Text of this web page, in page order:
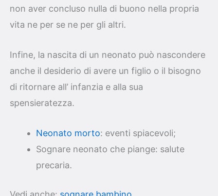
non aver concluso nulla di buono nella propria
vita ne per se ne per gli altri.
Infine, la nascita di un neonato può nascondere
anche il desiderio di avere un figlio o il bisogno
di ritornare all’ infanzia e alla sua
spensieratezza.
Neonato morto: eventi spiacevoli;
Sognare neonato che piange: salute
precaria.